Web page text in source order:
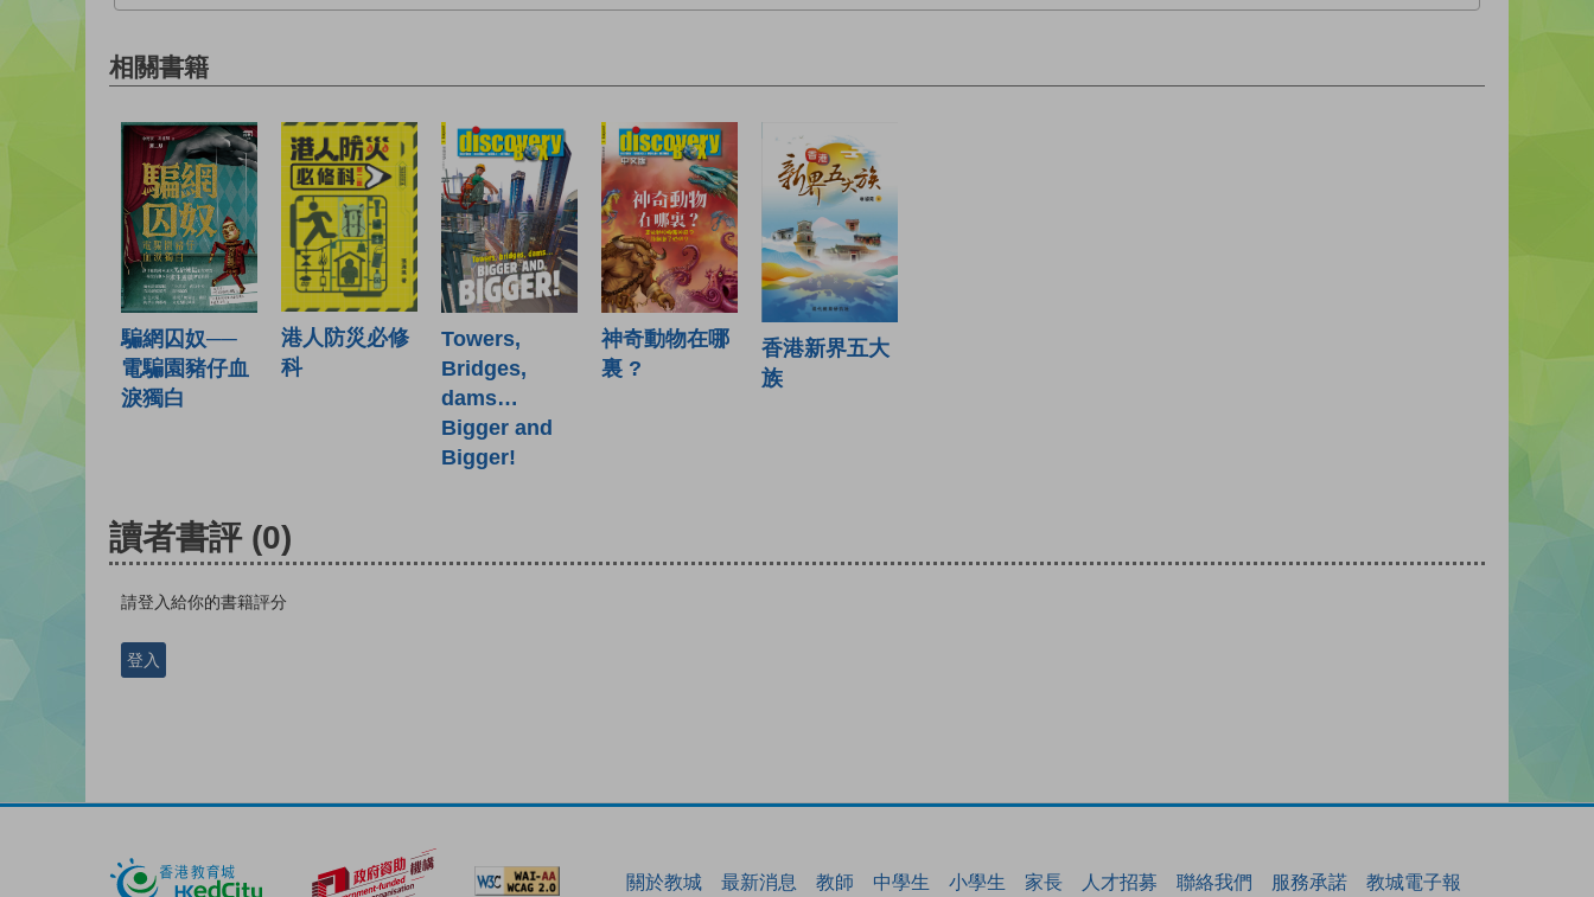
相關書籍
騙網囚奴──
電騙園豬仔血
淚獨白
港人防災必修
科
Towers,
Bridges,
dams…
Bigger and
Bigger!
神奇動物在哪
裏 ?
香港新界五大
族
讀者書評 (0)
請登入給你的書籍評分
登入
關於教城 最新消息 教師 中學生 小學生 家長 人才招募 聯絡我們 服務承諾 教城電子報